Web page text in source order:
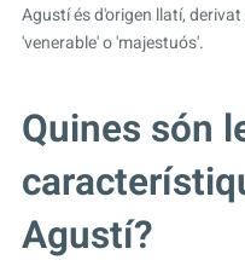
Agustí és d'origen llatí,
'venerable' o 'majestuós'.
Quines són
Agustí?